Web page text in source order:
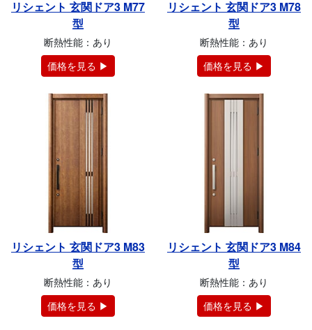
リシェント 玄関ドア3 M77
型
断熱性能：あり
価格を見る ▶
リシェント 玄関ドア3 M78
型
断熱性能：あり
価格を見る ▶
リシェント 玄関ドア3 M83
型
断熱性能：あり
価格を見る ▶
リシェント 玄関ドア3 M84
型
断熱性能：あり
価格を見る ▶